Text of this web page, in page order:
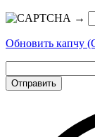
→
Обновить капчу
Отправить